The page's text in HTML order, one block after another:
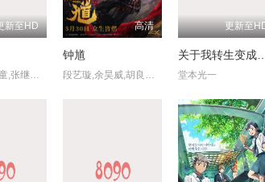
新至HD
钟雪莹,蔡晓童,张继聪,谢安琪,柯炜林,杨雅文
高清
钟馗
段艺璇,余昊威,胡良伟,巴赫
更新至
关于我转生变成史莱姆这
堂本光一